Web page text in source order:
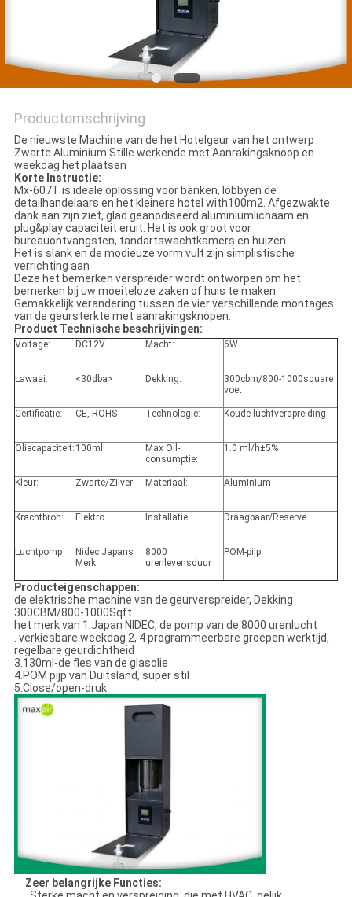
Productomschrijving
De nieuwste Machine van de het Hotelgeur van het ontwerp
Zwarte Aluminium Stille werkende met Aanrakingsknoop en
weekdag het plaatsen
Korte Instructie:
Mx-607T is ideale oplossing voor banken, lobbyen de
detailhandelaars en het kleinere hotel with100m2. Afgezwakte
dank aan zijn ziet, glad geanodiseerd aluminiumlichaam en
plug&play capaciteit eruit. Het is ook groot voor
bureauontvangsten, tandartswachtkamers en huizen.
Het is slank en de modieuze vorm vult zijn simplistische
verrichting aan
Deze het bemerken verspreider wordt ontworpen om het
bemerken bij uw moeiteloze zaken of huis te maken.
Gemakkelijk verandering tussen de vier verschillende montages
van de geursterkte met aanrakingsknopen.
Product Technische beschrijvingen:
Voltage: DC12V Macht: 6W
Lawaai: <30dba> Dekking:
300cbm/800-1000square
voet
Certificatie: CE, ROHS Technologie: Koude luchtverspreiding
Oliecapaciteit: 100ml
Max Oil-
consumptie:
1.0 ml/h±5%
Kleur: Zwarte/Zilver Materiaal: Aluminium
Krachtbron: Elektro Installatie: Draagbaar/Reserve
Luchtpomp
Nidec Japans
Merk
8000
urenlevensduur
POM-pijp
Producteigenschappen:
de elektrische machine van de geurverspreider, Dekking
300CBM/800-1000Sqft
het merk van 1.Japan NIDEC, de pomp van de 8000 urenlucht
. verkiesbare weekdag 2, 4 programmeerbare groepen werktijd,
regelbare geurdichtheid
3.130ml-de fles van de glasolie
4.POM pijp van Duitsland, super stil
5.Close/open-druk
Zeer belangrijke Functies: